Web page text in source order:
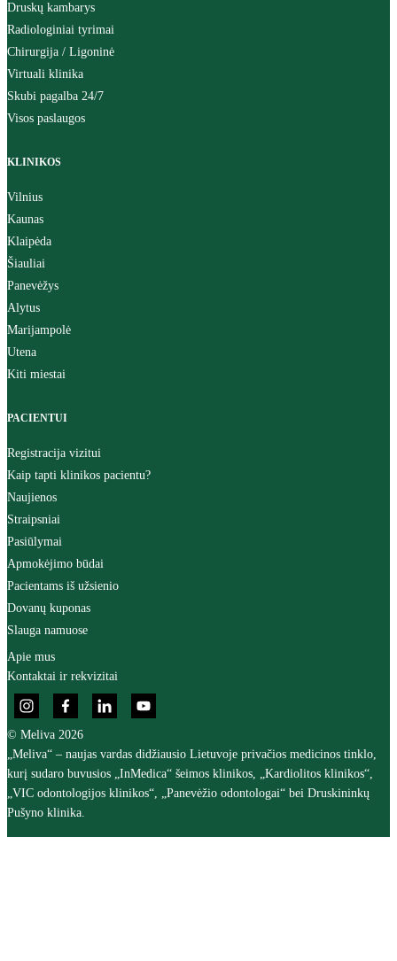
Druskų kambarys
Radiologiniai tyrimai
Chirurgija / Ligoninė
Virtuali klinika
Skubi pagalba 24/7
Visos paslaugos
KLINIKOS
Vilnius
Kaunas
Klaipėda
Šiauliai
Panevėžys
Alytus
Marijampolė
Utena
Kiti miestai
PACIENTUI
Registracija vizitui
Kaip tapti klinikos pacientu?
Naujienos
Straipsniai
Pasiūlymai
Apmokėjimo būdai
Pacientams iš užsienio
Dovanų kuponas
Slauga namuose
Apie mus
Kontaktai ir rekvizitai
© Meliva 2026
„Meliva“ – naujas vardas didžiausio Lietuvoje privačios medicinos tinklo,
kurį sudaro buvusios „InMedica“ šeimos klinikos, „Kardiolitos klinikos“,
„VIC odontologijos klinikos“, „Panevėžio odontologai“ bei Druskininkų
Pušyno klinika.